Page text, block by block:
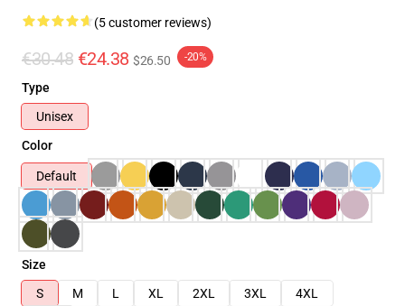
(5 customer reviews)
€30.48 €24.38 $26.50 -20%
Type
Unisex
Color
Default
Size
S
M L XL 2XL 3XL
4XL